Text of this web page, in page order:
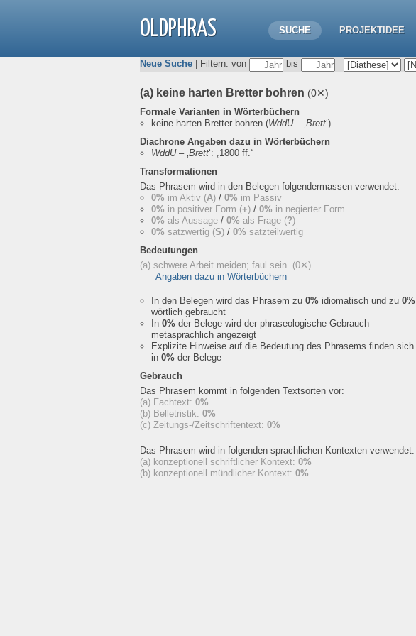
OLDPHRAS SUCHE PROJEKTIDEE
Neue Suche | Filtern: von bis
(a) keine harten Bretter bohren (0✕)
Formale Varianten in Wörterbüchern
keine harten Bretter bohren (WddU– ‚Brett‘).
Diachrone Angaben dazu in Wörterbüchern
WddU– ‚Brett‘: „1800 ff.“
Transformationen
Das Phrasem wird in den Belegen folgendermassen verwendet:
0% im Aktiv (A) / 0% im Passiv
0% in positiver Form (+) / 0% in negierter Form
0% als Aussage / 0% als Frage (?)
0% satzwertig (S) / 0% satzteilwertig
Bedeutungen
(a) schwere Arbeit meiden; faul sein. (0✕)
Angaben dazu in Wörterbüchern
In den Belegen wird das Phrasem zu 0% idiomatisch und zu 0%
wörtlich gebraucht
In 0% der Belege wird der phraseologische Gebrauch
metasprachlich angezeigt
Explizite Hinweise auf die Bedeutung des Phrasems finden sich
in 0% der Belege
Gebrauch
Das Phrasem kommt in folgenden Textsorten vor:
(a) Fachtext: 0%
(b) Belletristik: 0%
(c) Zeitungs-/Zeitschriftentext: 0%
Das Phrasem wird in folgenden sprachlichen Kontexten verwendet:
(a) konzeptionell schriftlicher Kontext: 0%
(b) konzeptionell mündlicher Kontext: 0%